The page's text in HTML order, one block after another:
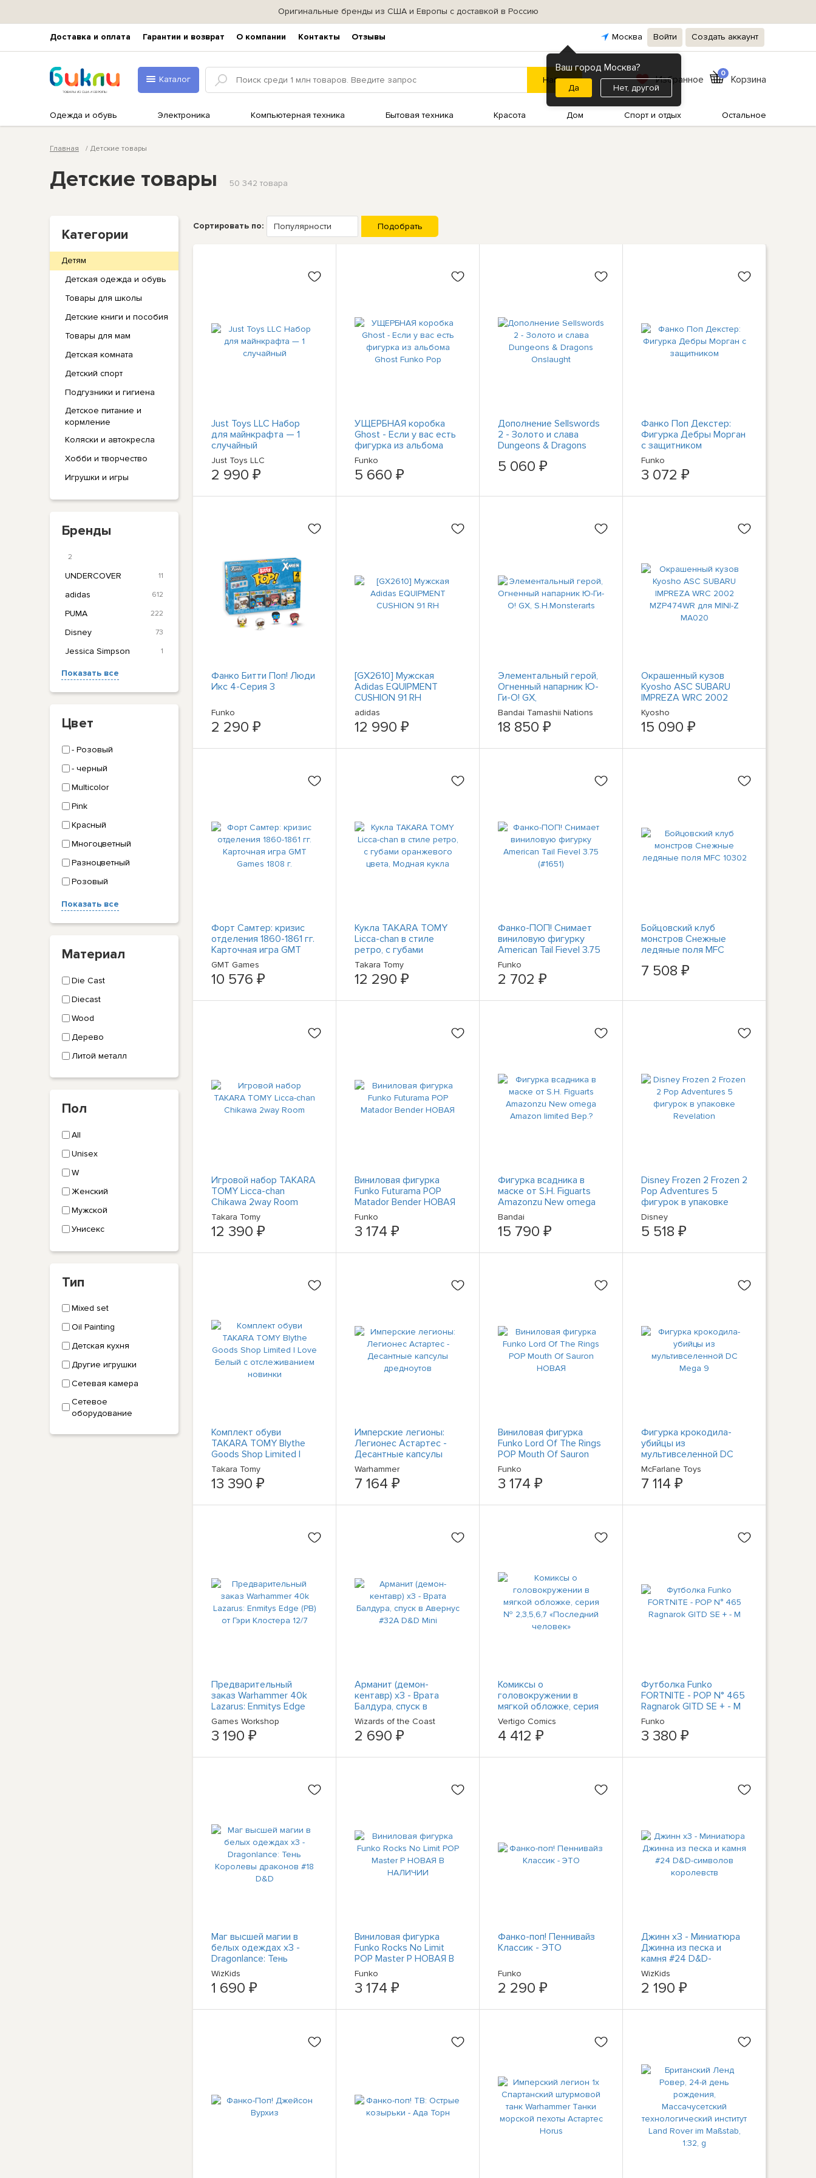
Оригинальные бренды из США и Европы с доставкой в Россию
Доставка и оплата Гарантии и возврат О компании Контакты Отзывы Москва
Ваш город Москва?
Нет, другой
Войти Создать аккаунт
Каталог Избранное
0
Корзина
Одежда и обувь Электроника Компьютерная техника Бытовая техника Красота Дом Спорт и отдых Остальное
Главная Детские товары
Детские товары 50 342 товарa
Категории
Детям
Детская одежда и обувь
Товары для школы
Детские книги и пособия
Товары для мам
Детская комната
Детский спорт
Подгузники и гигиена
Детское питание и
кормление
Коляски и автокресла
Хобби и творчество
Игрушки и игры
Бренды
2
UNDERCOVER 11
adidas 612
PUMA 222
Disney 73
Jessica Simpson 1
Показать все
Цвет
- Розовый
- черный
Multicolor
Pink
Красный
Многоцветный
Разноцветный
Розовый
Показать все
Материал
Die Cast
Diecast
Wood
Дерево
Литой металл
Пол
All
Unisex
W
Женский
Мужской
Унисекс
Тип
Mixed set
Oil Painting
Детская кухня
Другие игрушки
Сетевая камера
Сетевое
оборудование
Сортировать по:
Just Toys LLC Набор
для майнкрафта — 1
случайный
Just Toys LLC
2 990 ₽
УЩЕРБНАЯ коробка
Ghost - Если у вас есть
фигурка из альбома
Ghost Funko Pop
Funko
5 660 ₽
Дополнение Sellswords
2 - Золото и слава
Dungeons & Dragons
5 060 ₽
Фанко Поп Декстер:
Фигурка Дебры Морган
с защитником
Funko
3 072 ₽
Фанко Битти Поп! Люди
Икс 4-Серия 3
Funko
2 290 ₽
[GX2610] Мужская
Adidas EQUIPMENT
CUSHION 91 RH
adidas
12 990 ₽
Элементальный герой,
Огненный напарник Ю-
Ги-О! GX,
S.H.Monsterarts
Bandai Tamashii Nations
18 850 ₽
Окрашенный кузов
Kyosho ASC SUBARU
IMPREZA WRC 2002
MZP474WR для MINI-Z
MA020
Kyosho
15 090 ₽
Форт Самтер: кризис
отделения 1860-1861 гг.
Карточная игра GMT
Games 1808 г.
GMT Games
10 576 ₽
Кукла TAKARA TOMY
Licca-chan в стиле
ретро, с губами
оранжевого цвета,
Модная кукла
Takara Tomy
12 290 ₽
Фанко-ПОП! Снимает
виниловую фигурку
American Tail Fievel 3.75
(#1651)
Funko
2 702 ₽
Бойцовский клуб
монстров Снежные
ледяные поля MFC
7 508 ₽
Игровой набор TAKARA
TOMY Licca-chan
Chikawa 2way Room
Takara Tomy
12 390 ₽
Виниловая фигурка
Funko Futurama POP
Matador Bender НОВАЯ
Funko
3 174 ₽
Фигурка всадника в
маске от S.H. Figuarts
Amazonzu New omega
Amazon limited Вер.?
Bandai
15 790 ₽
Disney Frozen 2 Frozen 2
Pop Adventures 5
фигурок в упаковке
Revelation
Disney
5 518 ₽
Комплект обуви
TAKARA TOMY Blythe
Goods Shop Limited I
Love Белый с
отслеживанием новинки
Takara Tomy
13 390 ₽
Имперские легионы:
Легионес Астартес -
Десантные капсулы
дредноутов
Warhammer
7 164 ₽
Виниловая фигурка
Funko Lord Of The Rings
POP Mouth Of Sauron
НОВАЯ
Funko
3 174 ₽
Фигурка крокодила-
убийцы из
мультивселенной DC
Mega 9
McFarlane Toys
7 114 ₽
Предварительный
заказ Warhammer 40k
Lazarus: Enmitys Edge
(PB) от Гэри Клостера
12/7
Games Workshop
3 190 ₽
Арманит (демон-
кентавр) x3 - Врата
Балдура, спуск в
Авернус #32A D&D Mini
Wizards of the Coast
2 690 ₽
Комиксы о
головокружении в
мягкой обложке, серия
№ 2,3,5,6,7 «Последний
человек»
Vertigo Comics
4 412 ₽
Футболка Funko
FORTNITE - POP N° 465
Ragnarok GITD SE + - M
‎Funko
3 380 ₽
Маг высшей магии в
белых одеждах x3 -
Dragonlance: Тень
Королевы драконов #18
D&D
WizKids
1 690 ₽
Виниловая фигурка
Funko Rocks No Limit
POP Master P НОВАЯ В
НАЛИЧИИ
Funko
3 174 ₽
Фанко-поп! Пеннивайз
Классик - ЭТО
Funko
2 290 ₽
Джинн x3 - Миниатюра
Джинна из песка и
камня #24 D&D-
символов королевств
WizKids
2 190 ₽